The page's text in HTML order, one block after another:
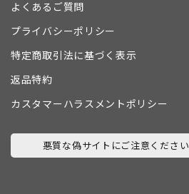
よくあるご質問
プライバシーポリシー
特定商取引法に基づく表示
返品特約
カスタマーハラスメントポリシー
悪質な偽サイトにご注意ください